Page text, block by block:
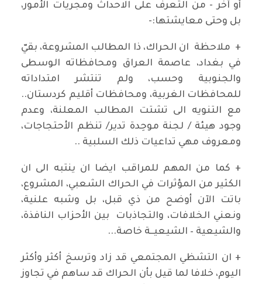
أو آخر - من التعرف على الاحداث ومجريات الأمور،
بل وحتى معايشتها:-
+ ملاحظة ان الحراك، ذا المطالب المشروعة، بقيّ
في بغداد، عاصمة العراق ومحافظاته الوسطى
والجنوبية وحسب، ولم تنتشر امتداداته
للمحافظات الغربية، ومحافظات أقليم كردستان..
مع التنويه الى تشتت المطالب المعلنة، وعدم
وجود هيئة / لجنة موحِدة تدير/ تنظم الأحتجاجات،
ومعروف مهي تداعيات ذلك السلبية ..
+ كما من المهم للمراقب ايضا ان ينتبه الى ان
الكثير من المؤثرات في الحراك الشعبي، المشروع،
باتت الآن أوضح من ذي قبل، بل وشبه علنية،
ونعني الخلافات، والتجاذبات بين الأحزاب النافذة،
والشيعية – الشيعيــة خاصة...
+ ان التشظي المجتمعي قد زاد وترسخ أكثر وأكثر
اليوم، خلافا لما قيل بأن الحراك قد ساهم في تجاوز